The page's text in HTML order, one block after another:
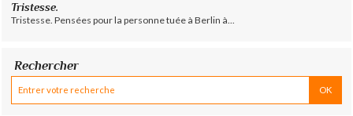
Tristesse.
Tristesse. Pensées pour la personne tuée à Berlin à...
Rechercher